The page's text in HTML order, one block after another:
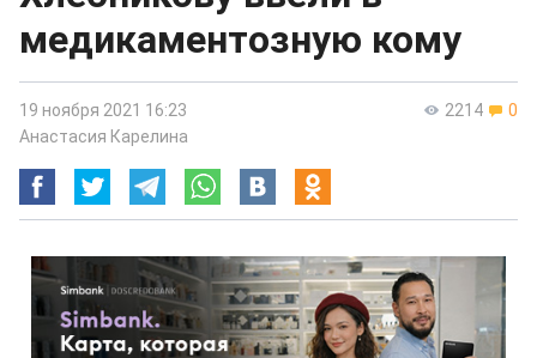
медикаментозную кому
2214 0
19 ноября 2021 16:23
Анастасия Карелина